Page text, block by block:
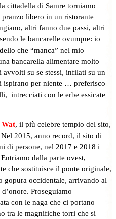
cittadella di Samre torniamo
libero in un ristorante
altri fanno due passi, altri
le bancarelle ovunque: io
che “manca” nel mio
bancarella alimentare molto
su se stessi, infilati su un
ispirano per niente … preferisco
intrecciati con le erbe essicate
, il più celebre tempio del sito,
2015, anno record, il sito di
di persone, nel 2017 e 2018 i
dalla parte ovest,
che sostituisce il ponte originale,
gopura occidentale, arrivando al
Proseguiamo
con le naga che ci portano
tra le magnifiche torri che si